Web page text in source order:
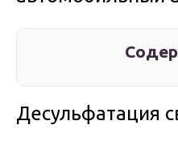
Десульфатация